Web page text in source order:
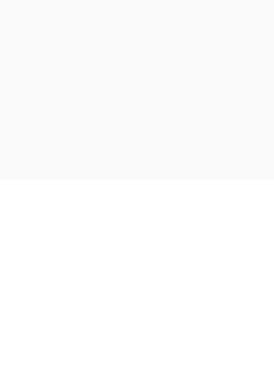
melhor experiência de compra,